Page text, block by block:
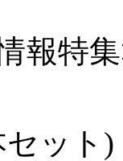
報特
ット